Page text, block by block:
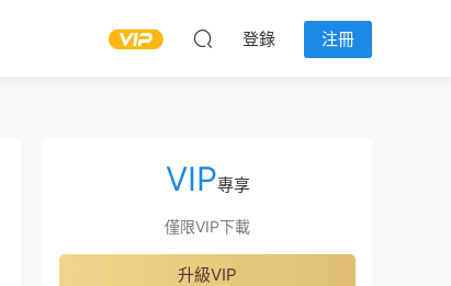
登錄 注冊
VIP專享
僅限VIP下載
升級VIP